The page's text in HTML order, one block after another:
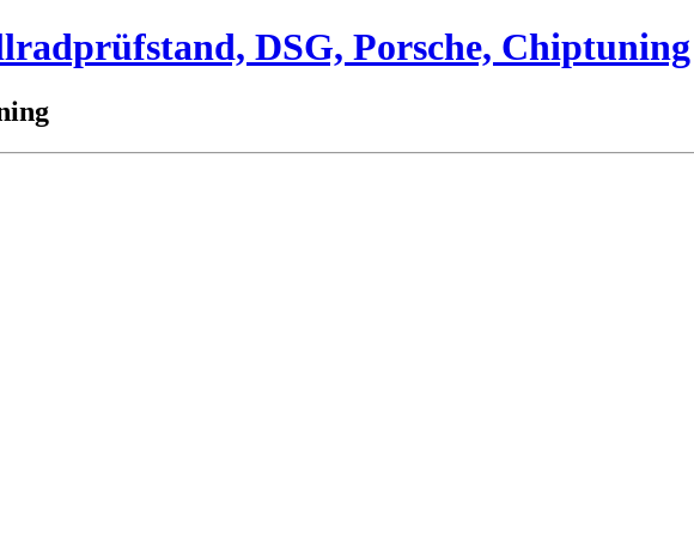
DSG, Porsche, Chiptuning